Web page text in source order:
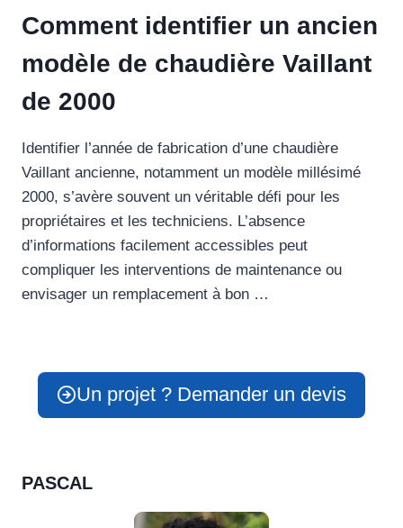
Comment identifier un ancien
modèle de chaudière Vaillant
de 2000
Identifier l’année de fabrication d’une chaudière
Vaillant ancienne, notamment un modèle millésimé
2000, s’avère souvent un véritable défi pour les
propriétaires et les techniciens. L’absence
d’informations facilement accessibles peut
compliquer les interventions de maintenance ou
envisager un remplacement à bon …
Un projet ? Demander un devis
PASCAL